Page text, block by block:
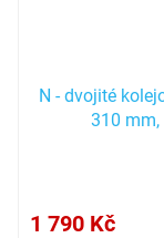
N - dvojité
310 mm,
1 790 Kč